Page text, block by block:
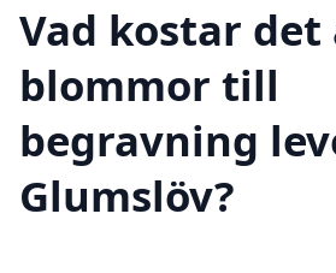
Vad kostar
blommor till
begravning
Glumslöv?